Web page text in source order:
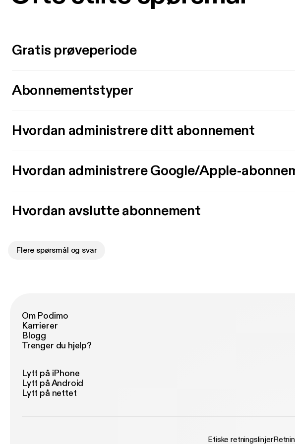
Gratis prøveperiode
Abonnementstyper
Hvordan administrere ditt abonnement
Hvordan administrere Google/Apple-
Hvordan avslutte abonnement
Flere spørsmål og svar
Om Podimo
Karrierer
Blogg
Trenger du hjelp?
Lytt på iPhone
Lytt på Android
Lytt på nettet
Etiske retningslinjer